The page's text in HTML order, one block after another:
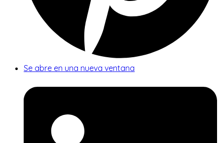
Se abre en una nueva ventana